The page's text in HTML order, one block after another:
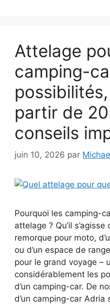
Attelage
camping-
partir de
conseils
juin 10, 2026 par
Pourquoi les camping-
attelage ? Qu’il
remorque pour moto,
ou d’un espace de
pour le grand voyage –
considérablement les
d’un camping-car. De
d’un camping-car